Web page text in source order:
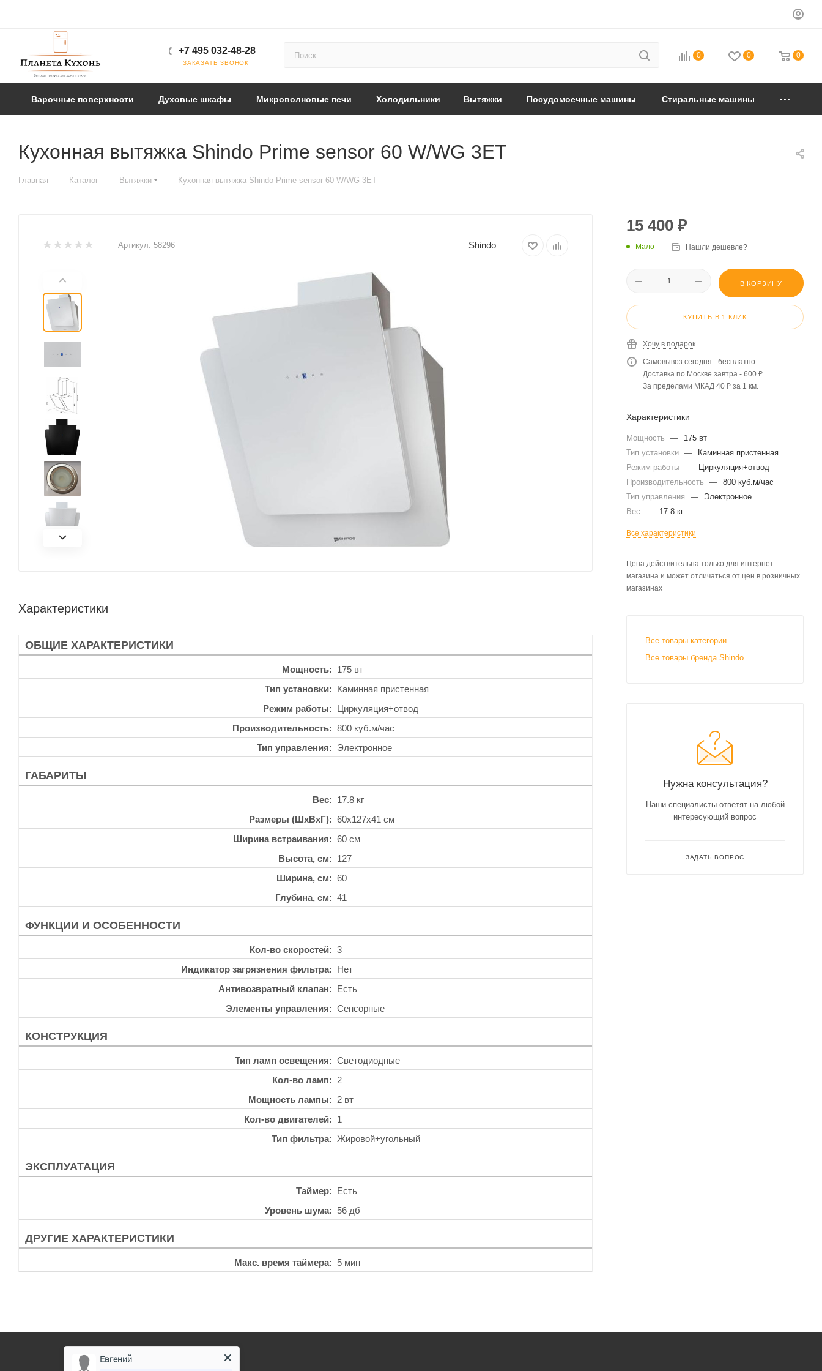
+7 495 032-48-28
ЗАКАЗАТЬ ЗВОНОК
0 0 0
Варочные поверхности Духовые шкафы Микроволновые печи Холодильники Вытяжки Посудомоечные машины Стиральные машины
Кухонная вытяжка Shindo Prime sensor 60 W/WG 3ET
Главная — Каталог — Вытяжки — Кухонная вытяжка Shindo Prime sensor 60 W/WG 3ET
Артикул: 58296 Shindo
Характеристики
ОБЩИЕ ХАРАКТЕРИСТИКИ
Мощность
175 вт
Тип установки
Каминная пристенная
Режим работы
Циркуляция+отвод
Производительность
800 куб.м/час
Тип управления
Электронное
ГАБАРИТЫ
Вес
17.8 кг
Размеры (ШхВхГ)
60x127x41 см
Ширина встраивания
60 см
Высота, см
127
Ширина, см
60
Глубина, см
41
ФУНКЦИИ И ОСОБЕННОСТИ
Кол-во скоростей
3
Индикатор загрязнения фильтра
Нет
Антивозвратный клапан
Есть
Элементы управления
Сенсорные
КОНСТРУКЦИЯ
Тип ламп освещения
Светодиодные
Кол-во ламп
2
Мощность лампы
2 вт
Кол-во двигателей
1
Тип фильтра
Жировой+угольный
ЭКСПЛУАТАЦИЯ
Таймер
Есть
Уровень шума
56 дб
ДРУГИЕ ХАРАКТЕРИСТИКИ
Макс. время таймера 5 мин
15 400 ₽
Мало Нашли дешевле?
В КОРЗИНУ
КУПИТЬ В 1 КЛИК
Хочу в подарок
Самовывоз сегодня - бесплатно
Доставка по Москве завтра - 600 ₽
За пределами МКАД 40 ₽ за 1 км.
Характеристики
Мощность —
175 вт
Тип установки —
Каминная пристенная
Режим работы —
Циркуляция+отвод
Производительность
— 800 куб.м/час
Тип управления
—
Электронное
Вес
— 17.8 кг
Все характеристики
Цена действительна только для интернет-
магазина и может отличаться от цен в розничных
магазинах
Все товары категории
Все товары бренда Shindo
Нужна консультация?
Наши специалисты ответят на любой
интересующий вопрос
ЗАДАТЬ ВОПРОС
Евгений